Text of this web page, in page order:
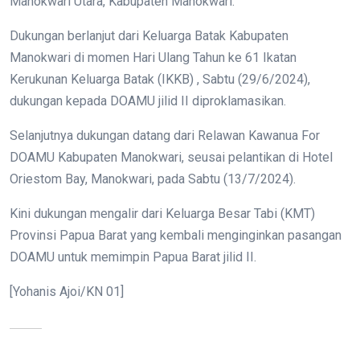
Dukungan berlanjut dari Keluarga Batak Kabupaten
Manokwari di momen Hari Ulang Tahun ke 61 Ikatan
Kerukunan Keluarga Batak (IKKB) , Sabtu (29/6/2024),
dukungan kepada DOAMU jilid II diproklamasikan.
Selanjutnya dukungan datang dari Relawan Kawanua For
DOAMU Kabupaten Manokwari, seusai pelantikan di Hotel
Oriestom Bay, Manokwari, pada Sabtu (13/7/2024).
Kini dukungan mengalir dari Keluarga Besar Tabi (KMT)
Provinsi Papua Barat yang kembali menginginkan pasangan
DOAMU untuk memimpin Papua Barat jilid II.
[Yohanis Ajoi/KN 01]